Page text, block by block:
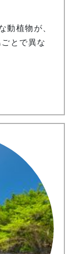
動植物が、
とで異な